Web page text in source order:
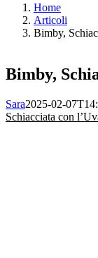
Home
Articoli
Bimby,
Bimby,
Sara2025-02-
Schiacciata con